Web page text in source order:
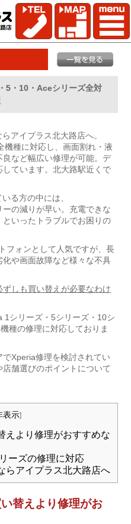
5・10・Aceシリーズ全対
アイプラス北大路店へ。
機種に対応し、画面割れ・液
など幅広い修理が可能。デ
ています。北大路駅近くで
る方の中には、
の減りが早い。充電できな
いったトラブルでお困りの
フォンとして人気ですが、長
や画面故障など様々な不具
しも買い替えが必要なわけ
1シリーズ・5シリーズ・10シ
種の修理に対応しておりま
Xperia修理を検討されてい
舗選びのポイントについて
表示]
えより修理がおすすめな
ーズの修理に対応
らアイプラス北大路店へ
替えより修理がお